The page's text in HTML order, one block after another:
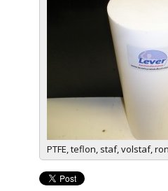
PTFE, teflon, staf, volstaf,